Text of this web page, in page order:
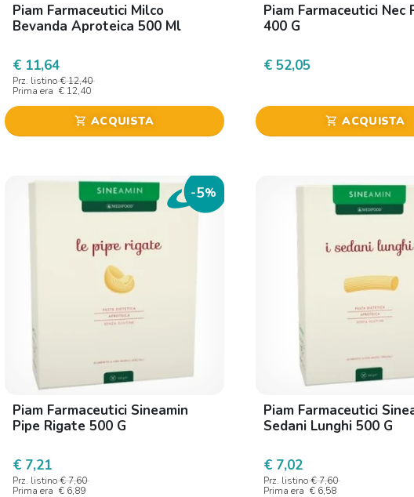
Piam Farmaceutici Milco
Bevanda Aproteica 500 Ml
€ 11,64
Prz. listino € 12,40
Prima era € 12,40
shopping_cart ACQUISTA
Piam Farmaceutici Nec
400 G
€ 52,05
shopping_cart ACQUISTA
-5%
Piam Farmaceutici Sineamin
Pipe Rigate 500 G
€ 7,21
Prz. listino € 7,60
Prima era € 6,89
Piam Farmaceutici
Sedani Lunghi 500 G
€ 7,02
Prz. listino € 7,60
Prima era € 6,58